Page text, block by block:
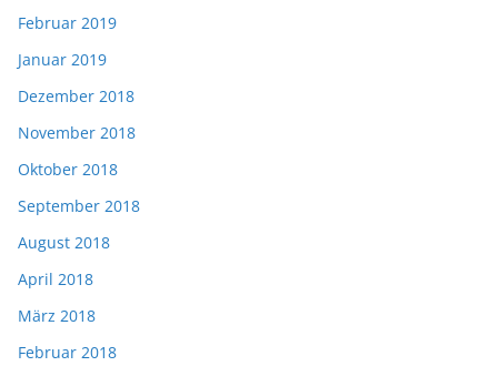
Februar 2019
Januar 2019
Dezember 2018
November 2018
Oktober 2018
September 2018
August 2018
April 2018
März 2018
Februar 2018